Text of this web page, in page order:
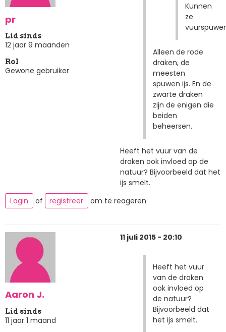
pr
Lid sinds
12 jaar 9 maanden
Rol
Gewone gebruiker
Kunnen
ze
Alleen de rode
draken, de
meesten
spuwen ijs. En de
zwarte draken
zijn de enigen die
beiden
beheersen.
Heeft het vuur van de
draken ook invloed op de
natuur? Bijvoorbeeld dat het
ijs smelt.
Login
of registreer om te reageren
Aaron J.
Lid sinds
11 jaar 1 maand
11 juli 2015 - 20:10
Heeft het vuur
van de draken
ook invloed op
de natuur?
Bijvoorbeeld dat
het ijs smelt.